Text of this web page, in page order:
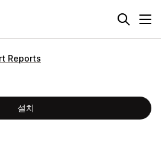
Reports
설치